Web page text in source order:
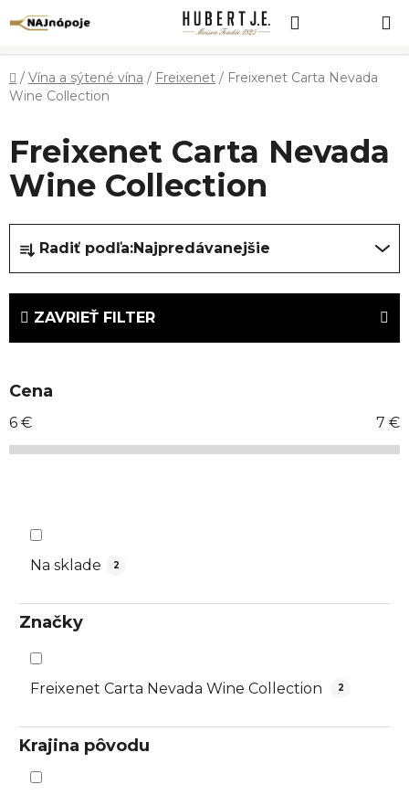
na
KOŠÍK
Domov
/ Vína a sýtené vína / Freixenet / Freixenet Carta Nevada
Wine Collection
Freixenet Carta Nevada
Wine Collection
a
d
e
n
p
r
o
Radiť podľa:Najpredávanejšie
ZAVRIEŤ FILTER
Cena
6 € 7 €
Na sklade 2
Značky
Freixenet Carta Nevada Wine Collection 2
Krajina pôvodu